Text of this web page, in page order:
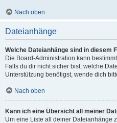
Nach oben
Dateianhänge
Welche Dateianhänge sind in diesem
Die Board-Administration kann
Falls du dir nicht sicher bist, welche
Unterstützung benötigst, wende dich
Nach oben
Kann ich eine Übersicht all meiner
Um eine Liste all deiner Dateianhänge